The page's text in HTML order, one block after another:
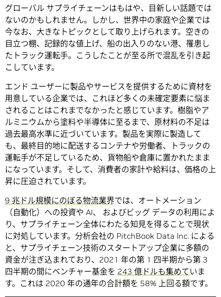
グローバル サプライチェーンはもはや、目新しい話題では
ないのかもしれません。しかし、世界中の家庭や企業では
今なお、大きなトピックとして取り上げられます。空きの
目立つ棚、記録的な値上げ、船の出入りのない港、罹患し
たトラック運転手。こうしたことが至る所で混乱を引き起
こしています。
エンド ユーザーに製品やサービスを提供するために資材を
用意している企業では、これほど多くの未確定要素に悩ま
されることはこれまでなかったと感じています。樹脂やア
ルミニウムから塗料や半導体に至るまで、原材料の不足は
過去最高水準に近づいています。製品を実際に製造して
も、最終目的地に配送するコンテナや労働者、トラックの
運転手が不足しているため、貨物船や倉庫に置かれたまま
になっています。そして、消費者の家計や給料は、価格の上
昇に圧迫されています。
9 兆ドル規模にのぼる物流業界では、オートメーション
（自動化）への投資や AI、 およびビッグ データの利用によ
り、サプライチェーン全体にわたる知見を得ることで現状
に対処しています。分析会社の PitchBook Data Inc. による
と、サプライチェーン技術のスタートアップ企業に多額の
資金が注ぎ込まれており、2021 年の第 1 四半期から第 3
四半期の間にベンチャー基金を 243 億ドルも集めて いま
す。これは 2020 年の通年の合計額を 58% 上回る額です。